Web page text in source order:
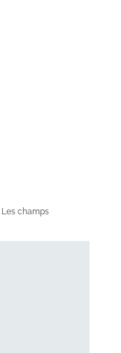
Les champs